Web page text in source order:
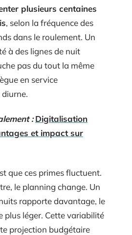
plusieurs centaines
, selon la fréquence des
dans le roulement. Un
à des lignes de nuit
pas du tout la même
en service
: Digitalisation
et impact sur
que ces primes fluctuent.
le planning change. Un
rapporte davantage, le
plus léger. Cette variabilité
projection budgétaire